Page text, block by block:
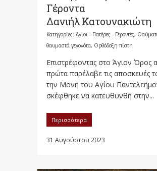
Γέροντα
Δανιήλ Κατουνακιώτη
Κατηγορίες: Άγιοι - Πατέρες - Γέροντες,
θαυμαστά γεγονότα, Ορθόδοξη πίστη
Επιστρέφοντας στο Άγιον Όρος
πρώτα παρέλαβε τις αποσκευές
την Μονή του Αγίου
σκέφθηκε να κατευθυνθή στην...
Περισσότερα
31 Αυγούστου 2023